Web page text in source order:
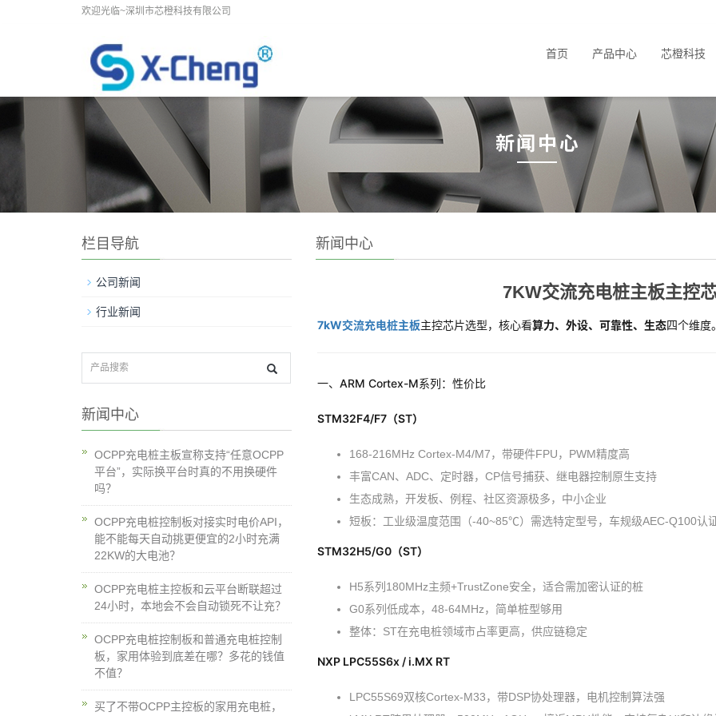
欢迎光临~深圳市芯橙科技有限公司
首页 产品中心 芯橙科技
新闻中心
7KW交流充电桩主板主控
7kW交流充电桩主板主控芯片选型，核心看算力、外设、可靠性、生态四个维度
一、ARM Cortex-M系列：性价比
STM32F4/F7（ST）
168-216MHz Cortex-M4/M7，带硬件FPU，PWM精度高
丰富CAN、ADC、定时器，CP信号捕获、继电器控制原生支持
生态成熟，开发板、例程、社区资源极多，中小企业
短板：工业级温度范围（-40~85℃）需选特定型号，车规级AEC-Q100认
STM32H5/G0（ST）
H5系列180MHz主频+TrustZone安全，适合需加密认证的桩
G0系列低成本，48-64MHz，简单桩型够用
整体：ST在充电桩领域市占率更高，供应链稳定
NXP LPC55S6x / i.MX RT
LPC55S69双核Cortex-M33，带DSP协处理器，电机控制算法强
栏目导航
公司新闻
行业新闻
新闻中心
OCPP充电桩主板宣称支持“任意OCPP
平台”，实际换平台时真的不用换硬件
吗？
OCPP充电桩控制板对接实时电价API，
能不能每天自动挑更便宜的2小时充满
22KW的大电池？
OCPP充电桩主控板和云平台断联超过
24小时，本地会不会自动锁死不让充？
OCPP充电桩控制板和普通充电桩控制
板，家用体验到底差在哪？多花的钱值
不值？
买了不带OCPP主控板的家用充电桩，